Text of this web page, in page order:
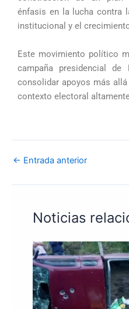
énfasis en la lucha contra
institucional y el
Este movimiento político
campaña presidencial de
consolidar apoyos más
contexto electoral
← Entrada anterior
Noticias